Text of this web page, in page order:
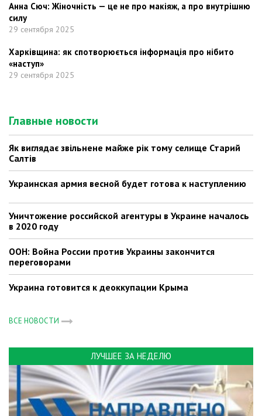
Анна Сюч: Жіночність — це не про макіяж, а про внутрішню
силу
29 сентября 2025
Харківщина: як спотворюється інформація про нібито
«наступ»
29 сентября 2025
Главные новости
Як виглядає звільнене майже рік тому селище Старий
Салтів
Украинская армия весной будет готова к наступлению
Уничтожение российской агентуры в Украине началось
в 2020 году
ООН: Война России против Украины закончится
переговорами
Украина готовится к деоккупации Крыма
ВСЕ НОВОСТИ
ЛУЧШЕЕ ЗА НЕДЕЛЮ